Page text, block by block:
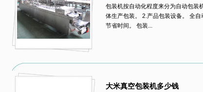
包装机按自动化程度来分为自动包装
体生产包装。 2.产品包装设备。 全
节省时间。 包装...
大米真空包装机多少钱